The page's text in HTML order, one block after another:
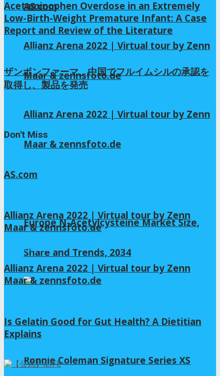
AS.com
Allianz Arena 2022 | Virtual tour by Zenn
Maar & zennsfoto.de
Allianz Arena 2022 | Virtual tour by Zenn
Maar & zennsfoto.de
Europe N-Acetylcysteine Market Size,
Share and Trends, 2034
Ronnie Coleman Signature Series XS
Acetaminophen Overdose in an Extremely
Low-Birth-Weight Premature Infant: A Case
Report and Review of the Literature
2か月 ago
ザンボンファーマ、中国でフルイムシルの承認を
取得し、製品を発売
Don't Miss
AS.com
Allianz Arena 2022 | Virtual tour by Zenn
Maar & zennsfoto.de
2026年8月3日
Allianz Arena 2022 | Virtual tour by Zenn
Maar & zennsfoto.de
Is Gelatin Good for Gut Health? A Dietitian
Explains